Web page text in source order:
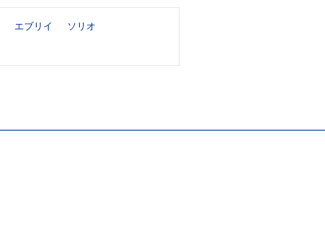
エブリイ
ソリオ